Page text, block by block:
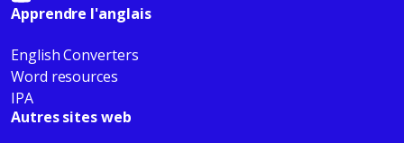
Apprendre l'anglais
English Converters
Word resources
IPA
Autres sites web